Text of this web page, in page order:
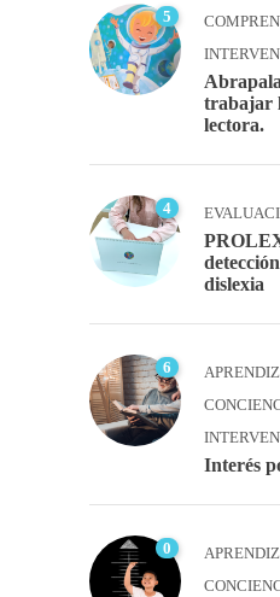
5
trabajar
lectora.
4
dislexia
6
Interés
0